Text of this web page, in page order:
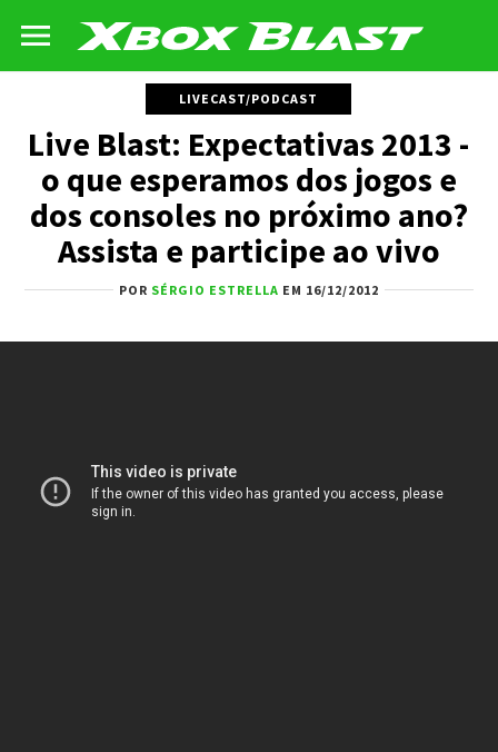
LIVECAST/PODCAST
Live Blast: Expectativas 2013 -
o que esperamos dos jogos e
dos consoles no próximo ano?
Assista e participe ao vivo
POR SÉRGIO ESTRELLA EM 16/12/2012